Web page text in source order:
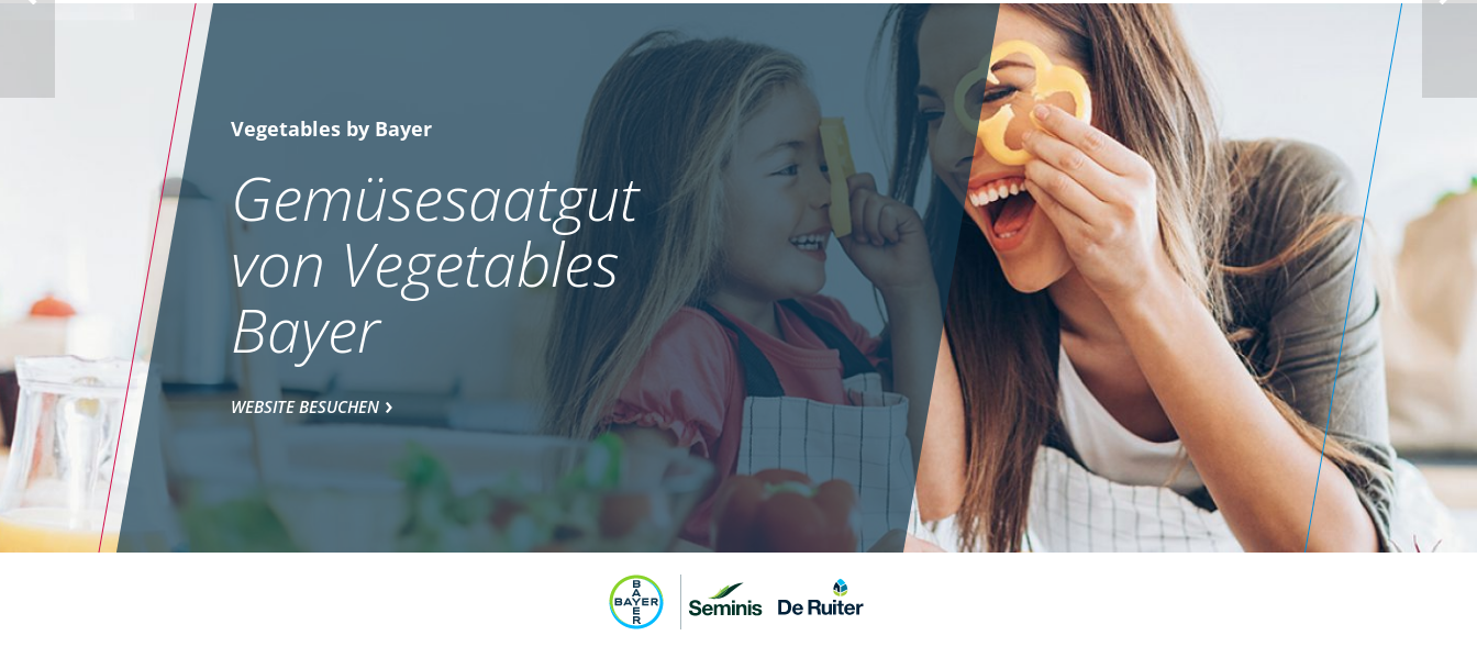
Vegetables by Bayer
Gemüsesaatgut
von Vegetables
Bayer
WEBSITE BESUCHEN